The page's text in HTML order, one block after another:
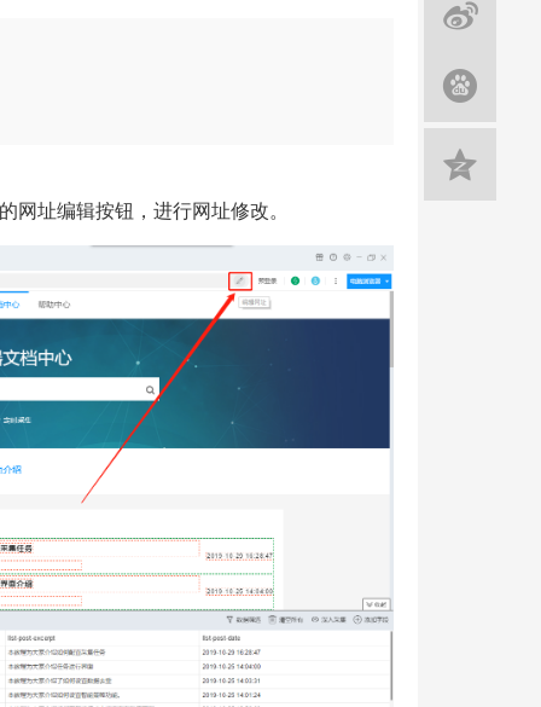
网址编辑按钮，进行网址修改。